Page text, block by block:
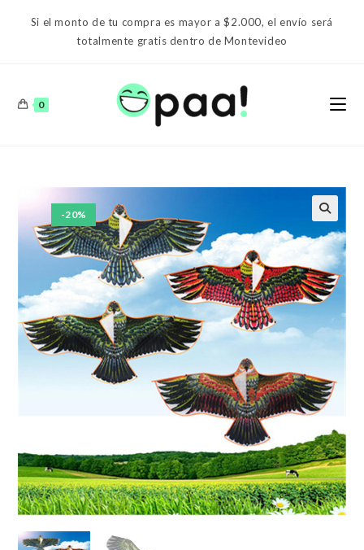
Si el monto de tu compra es mayor a $2.000, el envío será
totalmente gratis dentro de Montevideo
0
-20%